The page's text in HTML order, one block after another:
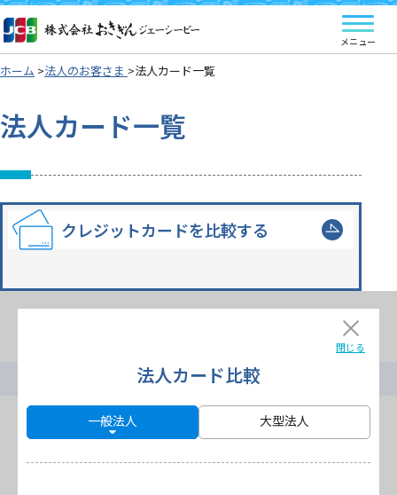
ホーム 法人のお客さま 法人カード一覧
法人カード一覧
クレジットカードを比較する
閉じる
法人カード比較
一般法人 大型法人
個人情報保護方針 JCB会員規約